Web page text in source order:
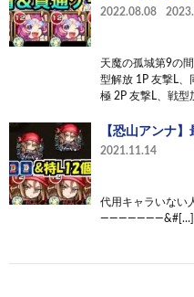
2022.08.08
天魔の孤城第9の
型解放 1P 友撃L、
極 2P 友撃L、戦型
【恐山アンナ
2021.11.14
代用キャラいない
———————&#[…]